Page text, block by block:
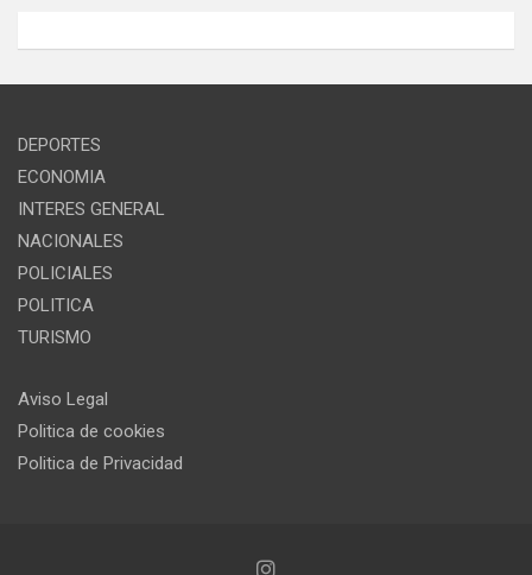
DEPORTES
ECONOMIA
INTERES GENERAL
NACIONALES
POLICIALES
POLITICA
TURISMO
Aviso Legal
Politica de cookies
Politica de Privacidad